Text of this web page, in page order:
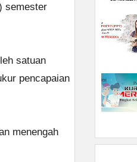
semester
satuan
pencapaian
menengah